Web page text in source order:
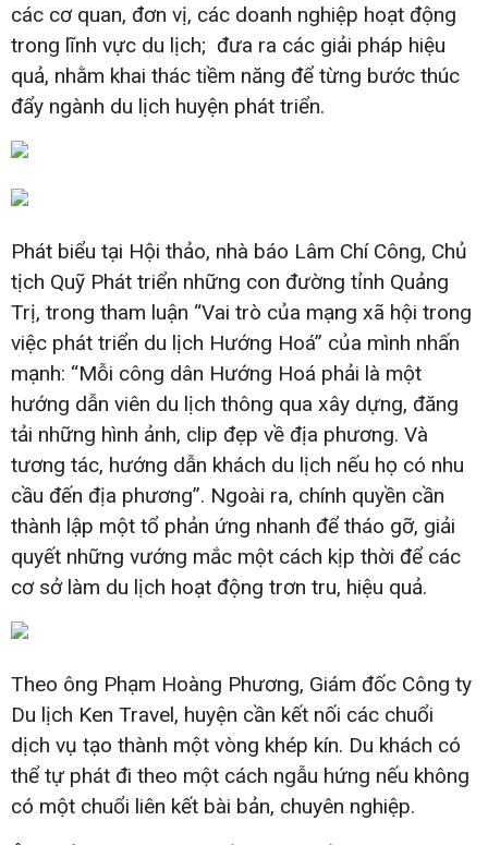
các cơ quan, đơn vị, các doanh nghiệp hoạt động
trong lĩnh vực du lịch; đưa ra các giải pháp hiệu
quả, nhằm khai thác tiềm năng để từng bước thúc
đẩy ngành du lịch huyện phát triển.
Phát biểu tại Hội thảo, nhà báo Lâm Chí Công, Chủ
tịch Quỹ Phát triển những con đường tỉnh Quảng
Trị, trong tham luận “Vai trò của mạng xã hội trong
việc phát triển du lịch Hướng Hoá” của mình nhấn
mạnh: “Mỗi công dân Hướng Hoá phải là một
hướng dẫn viên du lịch thông qua xây dựng, đăng
tải những hình ảnh, clip đẹp về địa phương. Và
tương tác, hướng dẫn khách du lịch nếu họ có nhu
cầu đến địa phương”. Ngoài ra, chính quyền cần
thành lập một tổ phản ứng nhanh để tháo gỡ, giải
quyết những vướng mắc một cách kịp thời để các
cơ sở làm du lịch hoạt động trơn tru, hiệu quả.
Theo ông Phạm Hoàng Phương, Giám đốc Công ty
Du lịch Ken Travel, huyện cần kết nối các chuổi
dịch vụ tạo thành một vòng khép kín. Du khách có
thể tự phát đi theo một cách ngẫu hứng nếu không
có một chuổi liên kết bài bản, chuyên nghiệp.